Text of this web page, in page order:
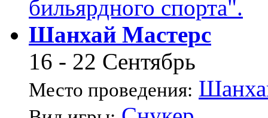
бильярдного спорта".
Шанхай Мастерс
16 - 22 Сентябрь
Место проведения: